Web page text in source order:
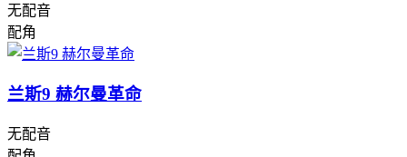
无配音
配角
兰斯9 赫尔曼革命
无配音